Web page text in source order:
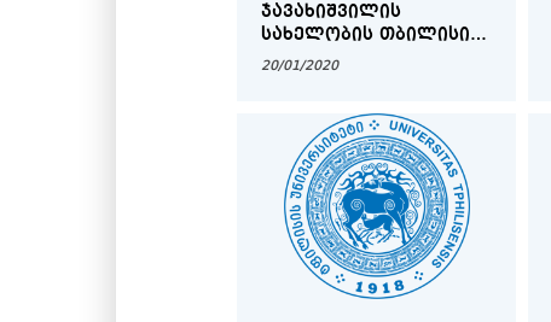
ᲯᲐᲕᲐᲮᲘᲨᲕᲘᲚᲘᲡ
ᲡᲐᲮᲔᲚᲝᲑᲘᲡ ᲗᲑᲘᲚᲘᲡᲘᲡ
ᲡᲐᲮᲔᲚᲛᲬᲘᲤᲝ
ᲒᲐᲜᲐᲗᲚᲔᲑᲘᲡ
ᲛᲔᲪᲜᲘᲔᲠᲔᲑᲐᲗᲐ
ᲤᲐᲙᲣᲚᲢᲔᲢᲖᲔ
ᲞᲠᲝᲤᲔᲡᲝᲠᲘᲡ
ᲡᲐᲛᲡᲐᲮᲣᲠᲨᲘ ᲛᲘᲡᲐᲦᲔᲑᲐᲓ
ᲙᲝᲜᲙᲣᲠᲡᲘᲡ
ᲒᲐᲛᲝᲪᲮᲐᲓᲔᲑᲘᲡ ᲨᲔᲡᲐᲮᲔᲑ
20/01/2020